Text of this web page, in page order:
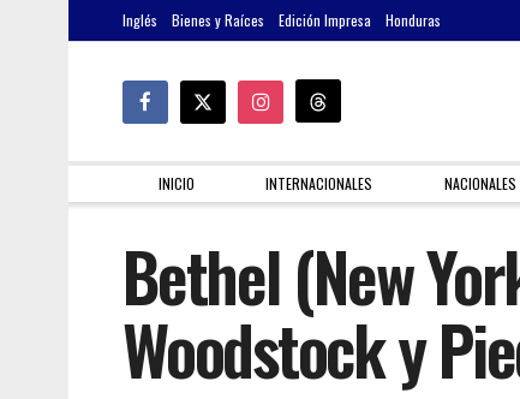
Inglés Bienes y Raíces Edición Impresa Honduras
INICIO INTERNACIONALES NACIONALES
Bethel (New
Woodstock y